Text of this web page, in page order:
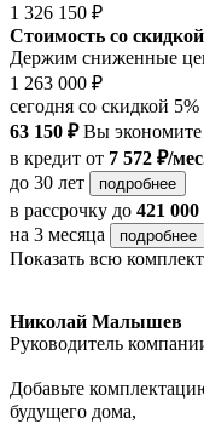
1 326 150 ₽
Стоимость со
Держим сниженные
1 263 000 ₽
сегодня со скидкой 5%
63 150 ₽Вы экономите
в кредит от 7 572 ₽/
до 30 лет
подробнее
в рассрочку до 421 000
на 3 месяца
подробнее
Показать всю
Николай Малышев
Руководитель
Добавьте
будущего дома,